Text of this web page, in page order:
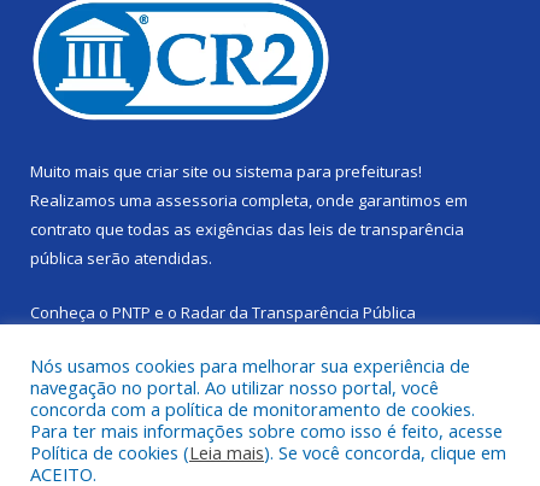
Muito mais que criar site ou sistema para prefeituras!
Realizamos uma assessoria completa, onde garantimos em
contrato que todas as exigências das leis de transparência
pública serão atendidas.
Conheça o PNTP e o Radar da Transparência Pública
Todos os direitos reservados a Câmara Municipal de Cachoeira
do Piriá.
Nós usamos cookies para melhorar sua experiência de
navegação no portal. Ao utilizar nosso portal, você
concorda com a política de monitoramento de cookies.
Para ter mais informações sobre como isso é feito, acesse
Política de cookies (Leia mais). Se você concorda, clique em
ACEITO.